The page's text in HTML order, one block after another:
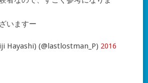
いますー
Hayashi) (@lastlostman_P) 2016